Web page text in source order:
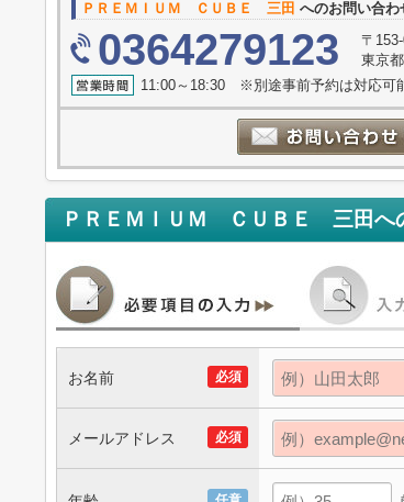
ＰＲＥＭＩＵＭ ＣＵＢＥ 三田 へのお問い合わ
0364279123
〒
東京
11:00～18:30 ※別途事前予約は対応
ＰＲＥＭＩＵＭ ＣＵＢＥ 三田へ
必須
お名前
必須
メールアドレス